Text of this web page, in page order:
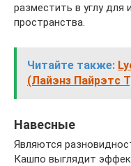
разместить в углу для
пространства.
Читайте также:
(Лайэнз Пайрэтс
Навесные
Являются
Кашпо выглядит